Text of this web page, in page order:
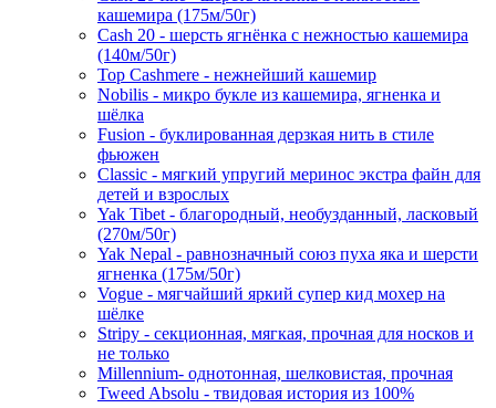
кашемира (175м/50г)
Cash 20 - шерсть ягнёнка с нежностью кашемира
(140м/50г)
Top Cashmere - нежнейший кашемир
Nobilis - микро букле из кашемира, ягненка и
шёлка
Fusion - буклированная дерзкая нить в стиле
фьюжен
Classic - мягкий упругий меринос экстра файн для
детей и взрослых
Yak Tibet - благородный, необузданный, ласковый
(270м/50г)
Yak Nepal - равнозначный союз пуха яка и шерсти
ягненка (175м/50г)
Vogue - мягчайший яркий супер кид мохер на
шёлке
Stripy - секционная, мягкая, прочная для носков и
не только
Millennium- однотонная, шелковистая, прочная
Tweed Absolu - твидовая история из 100%